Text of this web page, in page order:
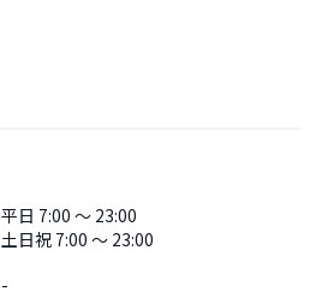
平日 7:00 〜 23:00
土日祝 7:00 〜 23:00
-